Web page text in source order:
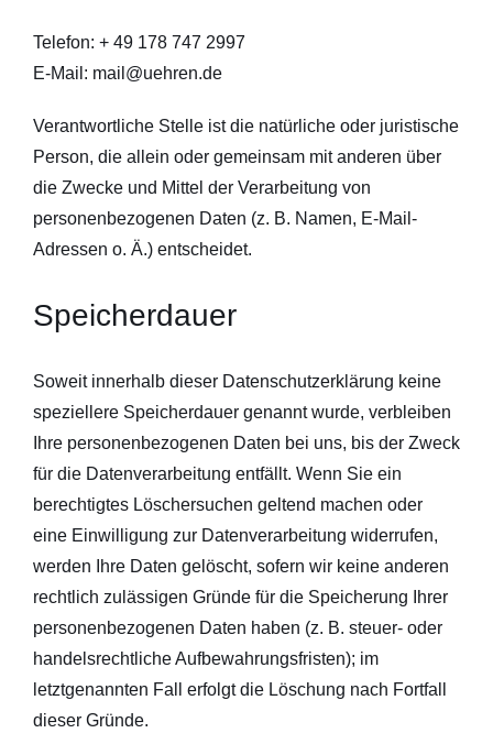
Telefon: + 49 178 747 2997
E-Mail: mail@uehren.de
Verantwortliche Stelle ist die natürliche oder juristische
Person, die allein oder gemeinsam mit anderen über
die Zwecke und Mittel der Verarbeitung von
personenbezogenen Daten (z. B. Namen, E-Mail-
Adressen o. Ä.) entscheidet.
Speicherdauer
Soweit innerhalb dieser Datenschutzerklärung keine
speziellere Speicherdauer genannt wurde, verbleiben
Ihre personenbezogenen Daten bei uns, bis der Zweck
für die Datenverarbeitung entfällt. Wenn Sie ein
berechtigtes Löschersuchen geltend machen oder
eine Einwilligung zur Datenverarbeitung widerrufen,
werden Ihre Daten gelöscht, sofern wir keine anderen
rechtlich zulässigen Gründe für die Speicherung Ihrer
personenbezogenen Daten haben (z. B. steuer- oder
handelsrechtliche Aufbewahrungsfristen); im
letztgenannten Fall erfolgt die Löschung nach Fortfall
dieser Gründe.